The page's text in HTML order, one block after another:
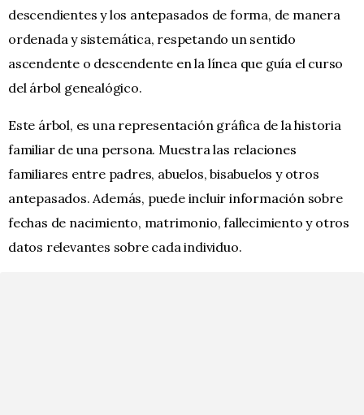
descendientes y los antepasados de forma, de manera
ordenada y sistemática, respetando un sentido
ascendente o descendente en la línea que guía el curso
del árbol genealógico.
Este árbol, es una representación gráfica de la historia
familiar de una persona. Muestra las relaciones
familiares entre padres, abuelos, bisabuelos y otros
antepasados. Además, puede incluir información sobre
fechas de nacimiento, matrimonio, fallecimiento y otros
datos relevantes sobre cada individuo.